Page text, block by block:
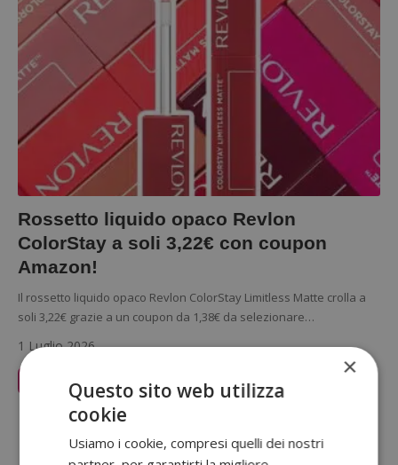
Rossetto liquido opaco Revlon
ColorStay a soli 3,22€ con coupon
Amazon!
Il rossetto liquido opaco Revlon ColorStay Limitless Matte crolla a
soli 3,22€ grazie a un coupon da 1,38€ da selezionare…
1 Luglio 2026
Leggi Articolo
×
Questo sito web utilizza
cookie
Usiamo i cookie, compresi quelli dei nostri